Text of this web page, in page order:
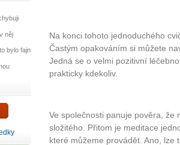
něj
bylo fajn
Na konci tohoto jednoduchého
Častým opakováním si můžete
Jedná se o velmi pozitivní
prakticky kdekoliv.
Ve společnosti panuje pověra, že
složitého. Přitom je meditace
které můžeme provádět. Ano, lze